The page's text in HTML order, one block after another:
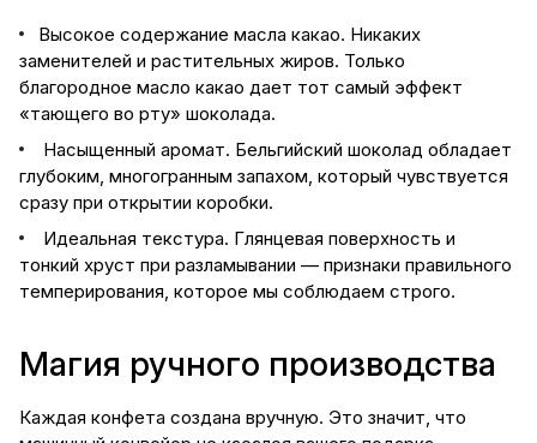
Высокое содержание масла какао. Никаких
заменителей и растительных жиров. Только
благородное масло какао дает тот самый эффект
«тающего во рту» шоколада.
Насыщенный аромат. Бельгийский шоколад обладает
глубоким, многогранным запахом, который чувствуется
сразу при открытии коробки.
Идеальная текстура. Глянцевая поверхность и
тонкий хруст при разламывании — признаки правильного
темперирования, которое мы соблюдаем строго.
Магия ручного производства
Каждая конфета создана вручную. Это значит, что